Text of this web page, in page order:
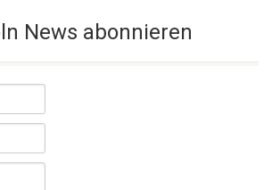
News abonnieren